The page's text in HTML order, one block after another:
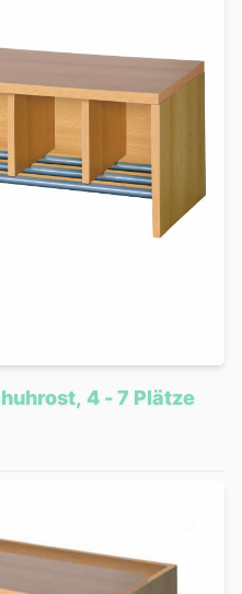
4 - 7 Plätze